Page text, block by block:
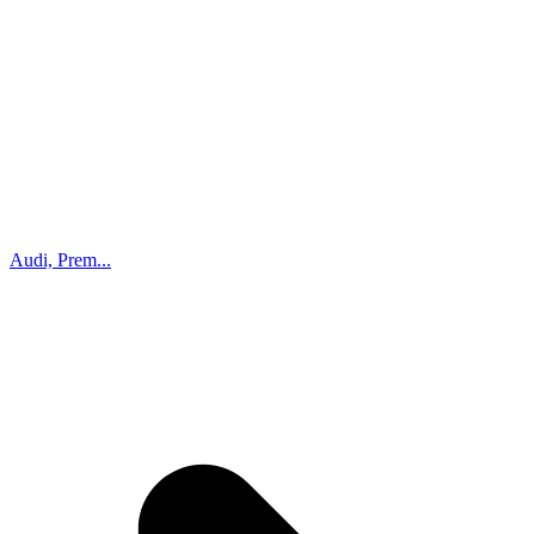
Audi, Prem...